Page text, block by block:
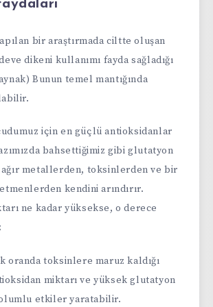
bir araştırmada ciltte oluşan
dikeni kullanımı fayda sağladığı
Bunun temel mantığında
için en güçlü antioksidanlar
bahsettiğimiz gibi glutatyon
metallerden, toksinlerden ve bir
kendini arındırır.
ne kadar yüksekse, o derece
oranda toksinlere maruz kaldığı
miktarı ve yüksek glutatyon
etkiler yaratabilir.